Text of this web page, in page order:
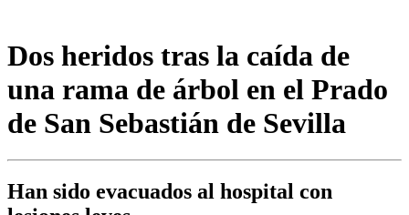
Dos heridos tras la caída de
una rama de árbol en el Prado
de San Sebastián de Sevilla
Han sido evacuados al hospital con